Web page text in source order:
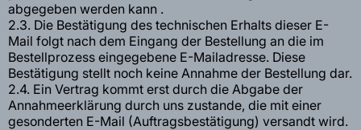
abgegeben werden kann .
2.3. Die Bestätigung des technischen Erhalts dieser E-
Mail folgt nach dem Eingang der Bestellung an die im
Bestellprozess eingegebene E-Mailadresse. Diese
Bestätigung stellt noch keine Annahme der Bestellung dar.
2.4. Ein Vertrag kommt erst durch die Abgabe der
Annahmeerklärung durch uns zustande, die mit einer
gesonderten E-Mail (Auftragsbestätigung) versandt wird.